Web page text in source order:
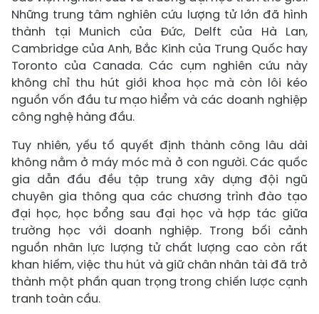
Những trung tâm nghiên cứu lượng tử lớn đã hình
thành tại Munich của Đức, Delft của Hà Lan,
Cambridge của Anh, Bắc Kinh của Trung Quốc hay
Toronto của Canada. Các cụm nghiên cứu này
không chỉ thu hút giới khoa học mà còn lôi kéo
nguồn vốn đầu tư mạo hiểm và các doanh nghiệp
công nghệ hàng đầu.
Tuy nhiên, yếu tố quyết định thành công lâu dài
không nằm ở máy móc mà ở con người. Các quốc
gia dẫn đầu đều tập trung xây dựng đội ngũ
chuyên gia thông qua các chương trình đào tạo
đại học, học bổng sau đại học và hợp tác giữa
trường học với doanh nghiệp. Trong bối cảnh
nguồn nhân lực lượng tử chất lượng cao còn rất
khan hiếm, việc thu hút và giữ chân nhân tài đã trở
thành một phần quan trọng trong chiến lược cạnh
tranh toàn cầu.